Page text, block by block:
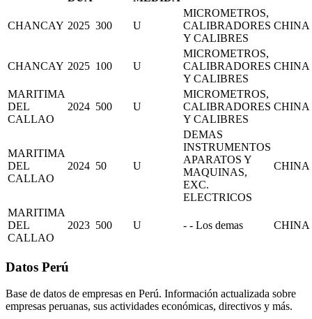
CHANCAY 2025 300 U
MICROMETROS,
CALIBRADORES
Y CALIBRES
CHINA
CHANCAY 2025 100 U
MICROMETROS,
CALIBRADORES
Y CALIBRES
CHINA
MARITIMA
DEL
CALLAO
2024 500 U
MICROMETROS,
CALIBRADORES
Y CALIBRES
CHINA
MARITIMA
DEL
CALLAO
2024 50 U
DEMAS
INSTRUMENTOS
APARATOS Y
MAQUINAS,
EXC.
ELECTRICOS
CHINA
MARITIMA
DEL
CALLAO
2023 500 U - - Los demas CHINA
Datos Perú
Base de datos de empresas en Perú. Información actualizada sobre
empresas peruanas, sus actividades económicas, directivos y más.